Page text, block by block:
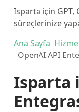
Isparta için GPT,
süreçlerinize
Ana Sayfa
OpenAI API
Isparta